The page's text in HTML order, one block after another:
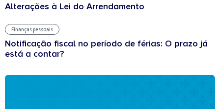
Alterações à Lei do Arrendamento
Finanças pessoais
Notificação fiscal no período de férias: O prazo já
está a contar?